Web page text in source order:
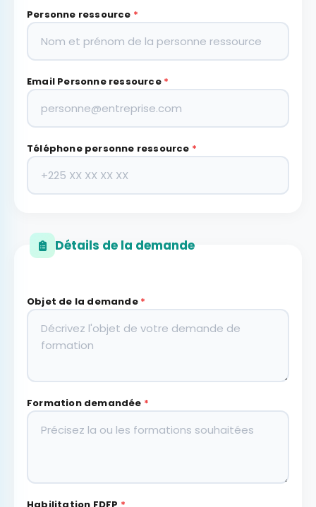
Personne ressource *
Email Personne ressource *
Téléphone personne ressource *
Détails de la demande
Objet de la demande *
Formation demandée *